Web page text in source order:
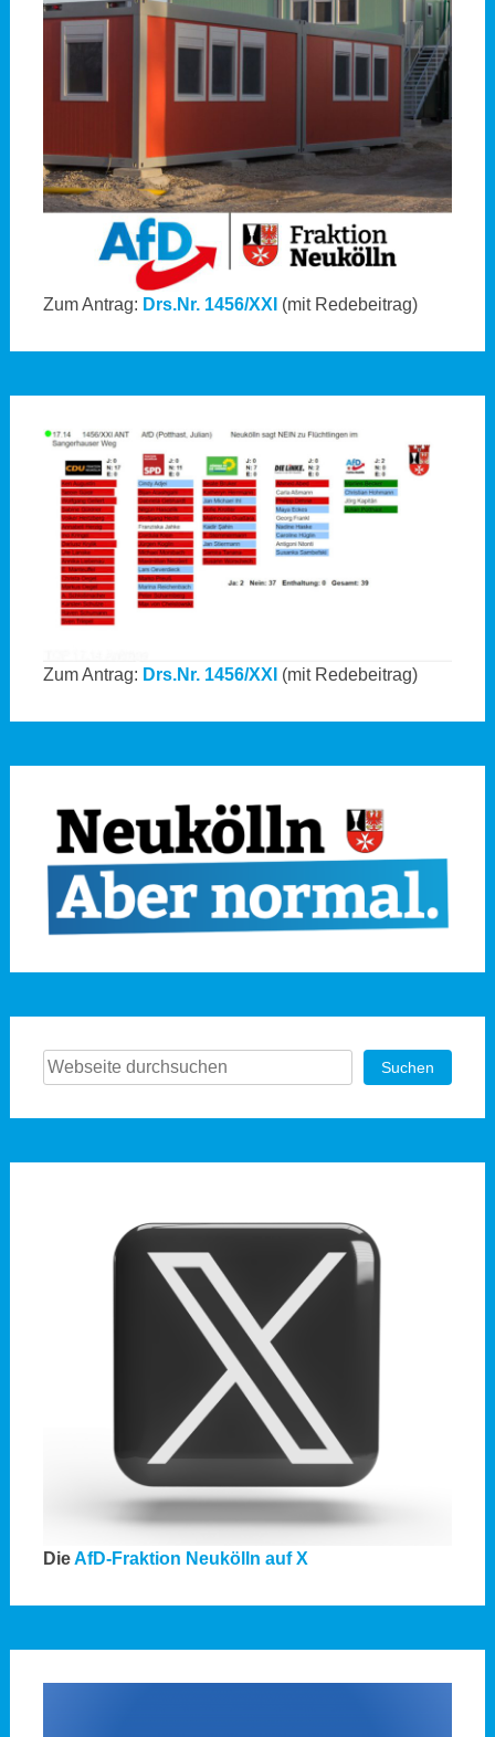
Zum Antrag: Drs.Nr. 1456/XXI (mit Redebeitrag)
Zum Antrag: Drs.Nr. 1456/XXI (mit Redebeitrag)
Suchen Suchen
DieAfD-Fraktion Neukölln auf X